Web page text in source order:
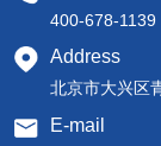
400-678-1139
Address
北京市大兴区
E-mail